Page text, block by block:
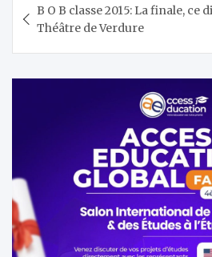
de
l’article
B O B classe 2015: La finale, ce
Théâtre de Verdure